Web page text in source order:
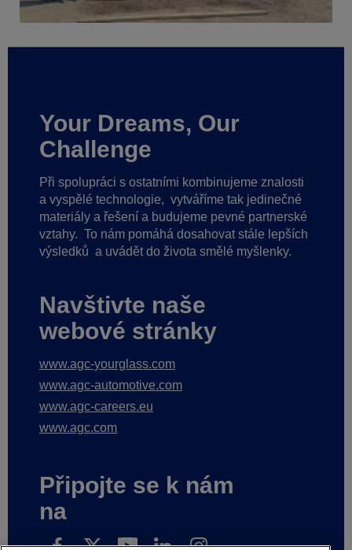
Your Dreams, Our
Challenge
Při spolupráci s ostatními kombinujeme znalosti
a vyspělé technologie, vytváříme tak jedinečné
materiály a řešení a budujeme pevné partnerské
vztahy. To nám pomáhá dosahovat stále lepších
výsledků a uvádět do života smělé myšlenky.
Navštivte naše
webové stránky
www.agc-yourglass.com
www.agc-automotive.com
www.agc-careers.eu
www.agc.com
Připojte se k nám
na